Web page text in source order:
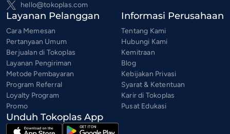
hello@tokoplas.com
Layanan Pelanggan
Cara Memesan
Pertanyaan Umum
Berjualan di Tokoplas
Layanan Pengiriman
Metode Pembayaran
Program Referral
Loyalty Program
Promo
Informasi Perusahaan
Tentang Kami
Hubungi Kami
Kemitraan
Blog
Kebijakan Privasi
Syarat & Ketentuan
Karir di Tokoplas
Pusat Edukasi
Unduh Tokoplas App